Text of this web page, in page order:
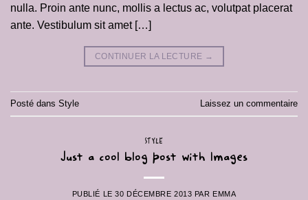
nulla. Proin ante nunc, mollis a lectus ac, volutpat placerat
ante. Vestibulum sit amet […]
CONTINUER LA LECTURE →
Posté dans Style Laissez un commentaire
STYLE
Just a cool blog post with Images
PUBLIÉ LE30 DÉCEMBRE 2013 PAR EMMA